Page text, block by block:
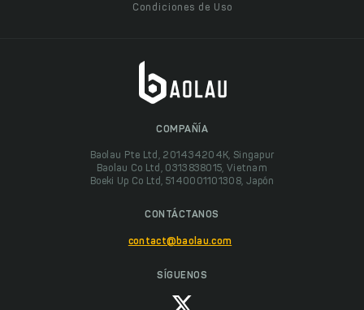
Condiciones de Uso
COMPAÑÍA
Baolau Pte Ltd, 201434204K, Singapur
Baolau Co Ltd, 0313838015, Vietnam
Boeki Up Co Ltd, 5140001101308, Japón
CONTÁCTANOS
contact@baolau.com
SÍGUENOS